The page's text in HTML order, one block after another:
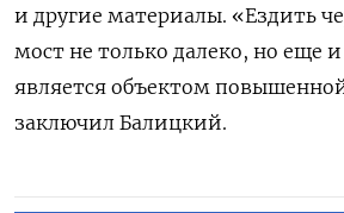
и другие материалы. «Ездить
мост не только далеко, но еще
является объектом
заключил Балицкий.